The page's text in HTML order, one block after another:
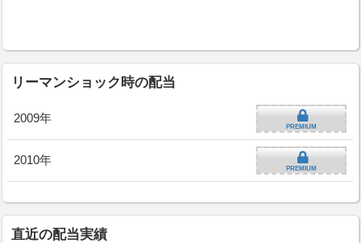
リーマンショック時の配当
2009年
PREMIUM
2010年
PREMIUM
直近の配当実績